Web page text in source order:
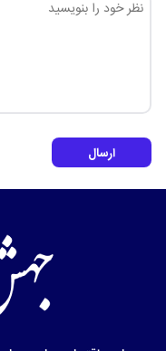
ارسال